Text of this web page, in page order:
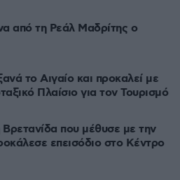
από τη Ρεάλ Μαδρίτης ο
το Αιγαίο και προκαλεί με
Πλαίσιο για τον Τουρισμό
που μέθυσε με την
επεισόδιο στο Κέντρο